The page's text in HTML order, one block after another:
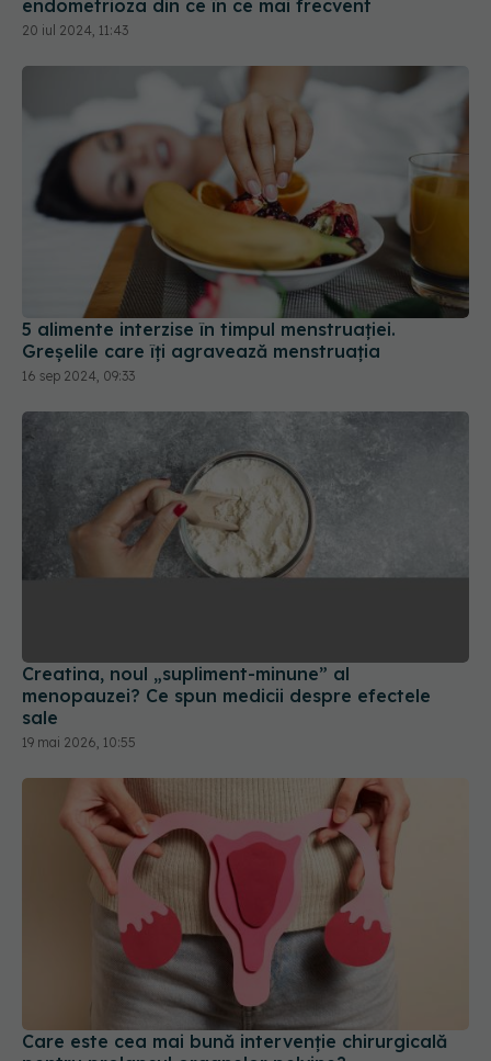
5 alimente interzise în timpul menstruației.
Greșelile care îți agravează menstruația
16 sep 2024, 09:33
sale
19 mai 2026, 10:55
Care este cea mai bună intervenție chirurgicală
pentru prolapsul organelor pelvine?
22 iul 2026, 13:54